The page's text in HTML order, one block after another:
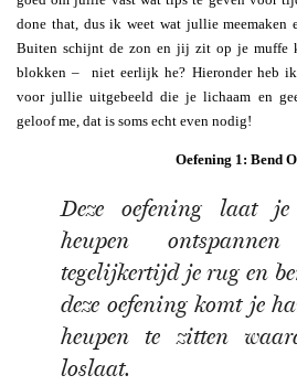
done that, dus ik weet wat jullie meemaken
Buiten schijnt de zon en jij zit op je muffe
blokken – niet eerlijk he? Hieronder heb
voor jullie uitgebeeld die je lichaam en
geloof me, dat is soms echt even nodig!
Oefening 1: Bend
Deze oefening laat
heupen
tegelijkertijd je rug en
deze oefening komt je
heupen te zitten
loslaat.